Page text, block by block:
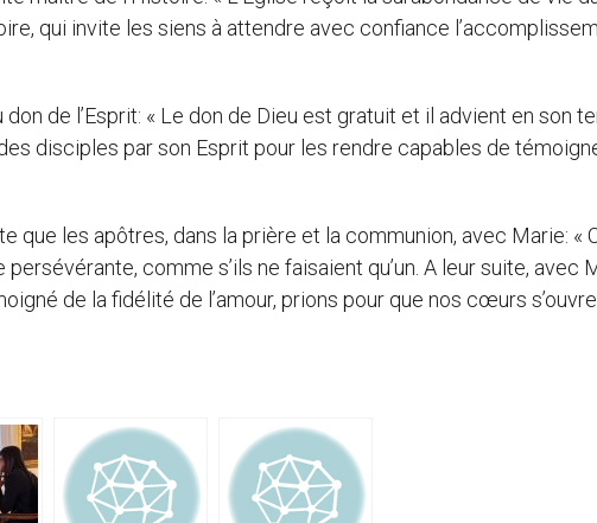
qui invite les siens à attendre avec confiance
de l’Esprit: « Le don de Dieu est gratuit et il advient en son
disciples par son Esprit pour les rendre capables de
que les apôtres, dans la prière et la communion, avec Marie: «
comme s’ils ne faisaient qu’un. A leur suite, avec
de la fidélité de l’amour, prions pour que nos cœurs